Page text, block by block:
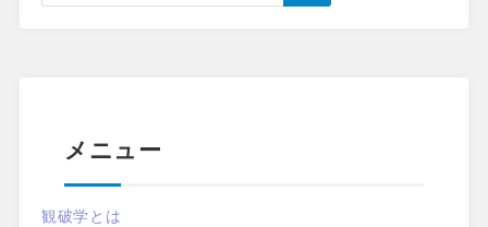
メニュー
観破学とは